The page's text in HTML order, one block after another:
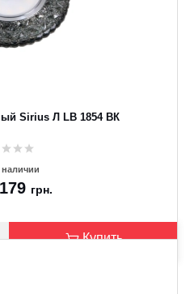
Sirius Л LB 1854 ВК
179 грн.
Купить